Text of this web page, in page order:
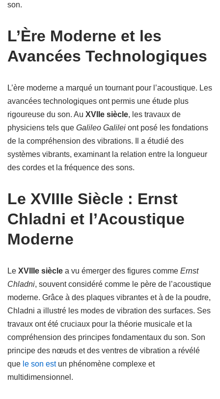
son.
L’Ère Moderne et les
Avancées Technologiques
L’ère moderne a marqué un tournant pour l’acoustique. Les
avancées technologiques ont permis une étude plus
rigoureuse du son. Au XVIIe siècle, les travaux de
physiciens tels que Galileo Galilei ont posé les fondations
de la compréhension des vibrations. Il a étudié des
systèmes vibrants, examinant la relation entre la longueur
des cordes et la fréquence des sons.
Le XVIIIe Siècle : Ernst
Chladni et l’Acoustique
Moderne
Le XVIIIe siècle a vu émerger des figures comme Ernst
Chladni, souvent considéré comme le père de l’acoustique
moderne. Grâce à des plaques vibrantes et à de la poudre,
Chladni a illustré les modes de vibration des surfaces. Ses
travaux ont été cruciaux pour la théorie musicale et la
compréhension des principes fondamentaux du son. Son
principe des nœuds et des ventres de vibration a révélé
que le son estun phénomène complexe et
multidimensionnel.